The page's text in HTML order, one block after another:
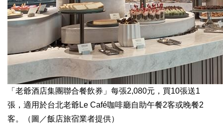
「老爺酒店集團聯合餐飲券」每張2,080元，買10張送1
張，適用於台北老爺Le Café咖啡廳自助午餐2客或晚餐2
客。（圖／飯店旅宿業者提供）